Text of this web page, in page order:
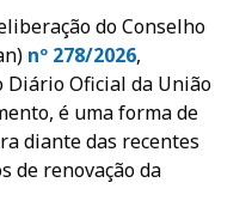
do Conselho
nº 278/2026,
Diário Oficial da União
é uma forma de
diante das recentes
de renovação da